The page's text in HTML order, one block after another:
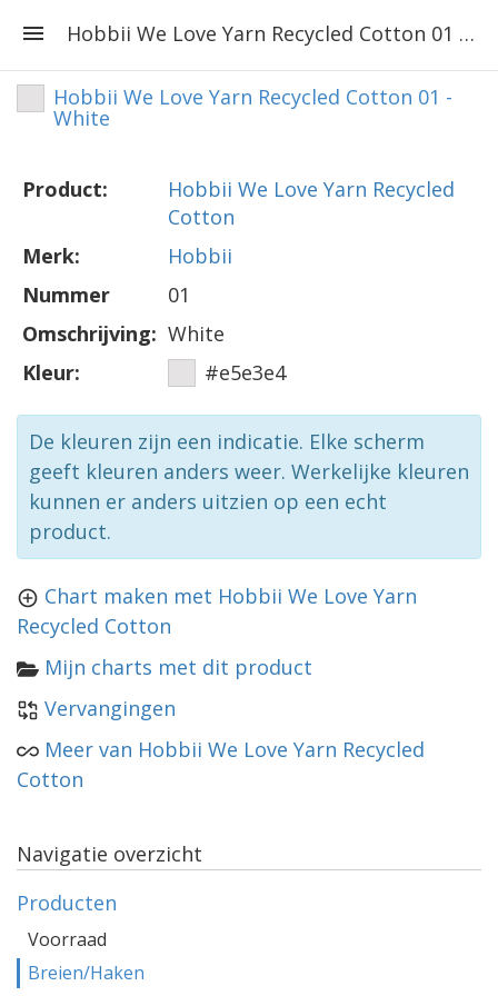
Hobbii We Love Yarn Recycled Cotton 01 - White
Hobbii We Love Yarn Recycled Cotton 01 -
White
Product:
Hobbii We Love Yarn Recycled
Cotton
Merk:
Hobbii
Nummer
01
Omschrijving: White
Kleur:
#e5e3e4
De kleuren zijn een indicatie. Elke scherm
geeft kleuren anders weer. Werkelijke kleuren
kunnen er anders uitzien op een echt
product.
Chart maken met Hobbii We Love Yarn
Recycled Cotton
Mijn charts met dit product
Vervangingen
Meer van Hobbii We Love Yarn Recycled
Cotton
Navigatie overzicht
Producten
Voorraad
Breien/Haken